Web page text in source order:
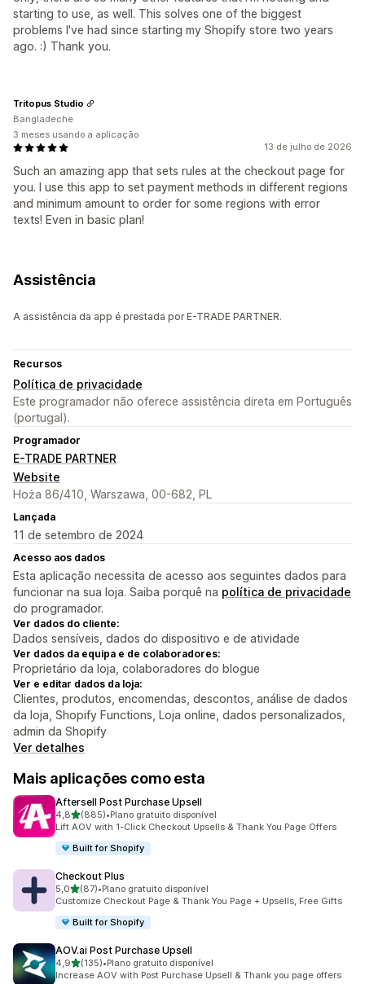
starting to use, as well. This solves one of the biggest
problems I've had since starting my Shopify store two years
ago. :) Thank you.
13 de julho de 2026
Such an amazing app that sets rules at the checkout page for
you. I use this app to set payment methods in different regions
and minimum amount to order for some regions with error
texts! Even in basic plan!
Tritopus Studio
Bangladeche
3 meses usando a aplicação
Assistência
A assistência da app é prestada por E-TRADE PARTNER.
Recursos
Política de privacidade
Este programador não oferece assistência direta em Português
(portugal).
Programador
E-TRADE PARTNER
Website
Hoża 86/410, Warszawa, 00-682, PL
Lançada
11 de setembro de 2024
Acesso aos dados
Esta aplicação necessita de acesso aos seguintes dados para
funcionar na sua loja. Saiba porquê na política de privacidade
do programador.
Ver dados do cliente:
Dados sensíveis, dados do dispositivo e de atividade
Ver dados da equipa e de colaboradores:
Proprietário da loja, colaboradores do blogue
Ver e editar dados da loja:
Clientes, produtos, encomendas, descontos, análise de dados
da loja, Shopify Functions, Loja online, dados personalizados,
admin da Shopify
Ver detalhes
Mais aplicações como esta
Aftersell Post Purchase Upsell
4,8de 5 estrelas
(885)
885 total de avaliações
•Plano gratuito disponível
Lift AOV with 1-Click Checkout Upsells & Thank You Page Offers
Built for Shopify
Checkout Plus
5,0de 5 estrelas
(87)
87 total de avaliações
•Plano gratuito disponível
Customize Checkout Page & Thank You Page + Upsells, Free Gifts
Built for Shopify
AOV.ai Post Purchase Upsell
4,9de 5 estrelas
(135)
135 total de avaliações
•Plano gratuito disponível
Increase AOV with Post Purchase Upsell & Thank you page offers